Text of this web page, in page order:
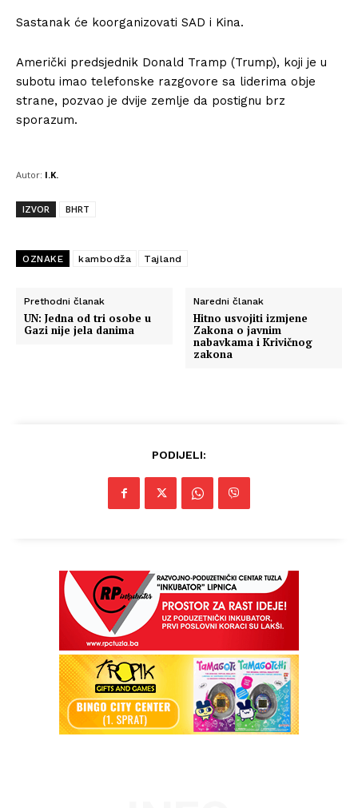
Sastanak će koorganizovati SAD i Kina.
Američki predsjednik Donald Tramp (Trump), koji je u
subotu imao telefonske razgovore sa liderima obje
strane, pozvao je dvije zemlje da postignu brz
sporazum.
Autor: I.K.
IZVOR BHRT
OZNAKE kambodža Tajland
Prethodni članak
UN: Jedna od tri osobe u
Gazi nije jela danima
Naredni članak
Hitno usvojiti izmjene
Zakona o javnim
nabavkama i Krivičnog
zakona
PODIJELI: